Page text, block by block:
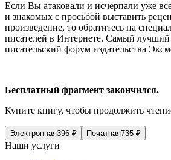
Если Вы атаковали и исчерпали уже
и знакомых с просьбой выставить
произведение, то обратитесь на
писателей в Интернете. Самый лучший
писательский форум издательства
Бесплатный фрагмент закончился.
Купите книгу, чтобы продолжить
Электронная396 ₽ Печатная735 ₽
Наши услуги